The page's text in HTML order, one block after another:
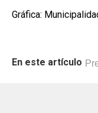
Gráfica:
En este artículo